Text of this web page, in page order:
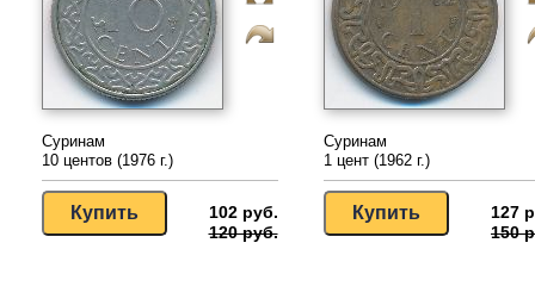
Суринам
10 центов (1976 г.)
102 руб.
120 руб.
Суринам
1 цент (1962 г.)
127
150